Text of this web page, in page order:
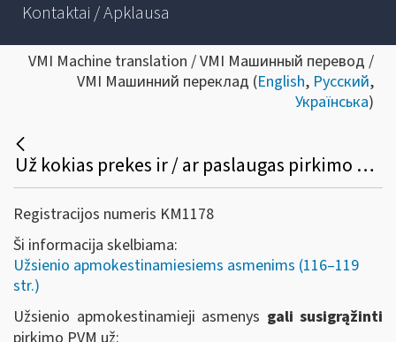
Kontaktai / Apklausa
VMI Machine translation / VMI Машинный перевод /
VMI Машинний переклад (English, Русский,
Українська)
Už kokias prekes ir / ar paslaugas pirkimo PVM grąžinamas / negrąžinamas?
Registracijos numeris KM1178
Ši informacija skelbiama:
Užsienio apmokestinamiesiems asmenims (116–119
str.)
Užsienio apmokestinamieji asmenys gali susigrąžinti
pirkimo PVM už: